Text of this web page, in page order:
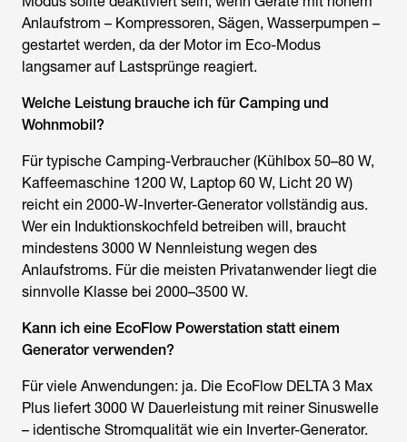
Anlaufstrom – Kompressoren, Sägen, Wasserpumpen –
gestartet werden, da der Motor im Eco-Modus
langsamer auf Lastsprünge reagiert.
Welche Leistung brauche ich für Camping und
Wohnmobil?
Für typische Camping-Verbraucher (Kühlbox 50–80 W,
Kaffeemaschine 1200 W, Laptop 60 W, Licht 20 W)
reicht ein 2000-W-Inverter-Generator vollständig aus.
Wer ein Induktionskochfeld betreiben will, braucht
mindestens 3000 W Nennleistung wegen des
Anlaufstroms. Für die meisten Privatanwender liegt die
sinnvolle Klasse bei 2000–3500 W.
Kann ich eine EcoFlow Powerstation statt einem
Generator verwenden?
Für viele Anwendungen: ja. Die EcoFlow DELTA 3 Max
Plus liefert 3000 W Dauerleistung mit reiner Sinuswelle
– identische Stromqualität wie ein Inverter-Generator.